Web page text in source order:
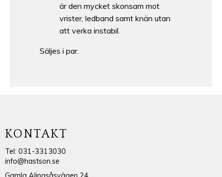
är den mycket skonsam mot
vrister, ledband samt knän utan
att verka instabil.
Säljes i par.
KONTAKT
Tel: 031-3313030
info@hastson.se